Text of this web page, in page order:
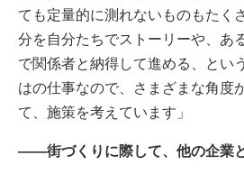
ても定量的に測れないものもたく
分を自分たちでストーリーや、あ
で関係者と納得して進める、とい
はの仕事なので、さまざまな角度
て、施策を考えています」
――街づくりに際して、他の企業